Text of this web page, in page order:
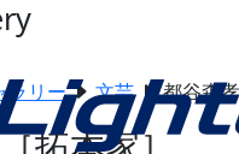
ラリー 文芸 都谷森